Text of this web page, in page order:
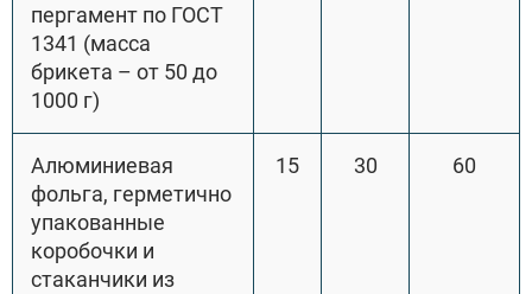
пергамент по ГОСТ
1341 (масса
брикета – от 50 до
1000 г)
Алюминиевая
фольга, герметично
упакованные
коробочки и
стаканчики из
15 30 60